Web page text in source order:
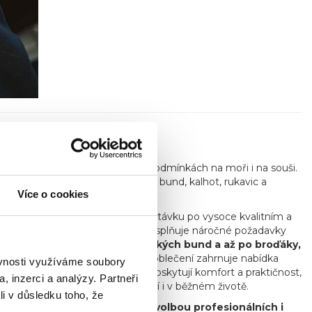
Více o cookies
využíváme soubory
inzerci a analýzy. Partneři
v důsledku toho, že
až do roku 1911.
zaručuje ochranu v náročných podmínkách na moři i na souši.
včetně nepromokavých bund, kalhot, rukavic a
a spolehlivost.
, reagujíc tak na rostoucí poptávku po vysoce kvalitním a
pro muškaření a přívlač, které splňuje náročné požadavky
zahrnují vše od technických bund a až po broďáky,
specializovaného rybářského oblečení zahrnuje nabídka
čepice . Tyto kousky nejenže poskytují komfort a praktičnost,
jejich vášeň pro rybaření i v běžném životě.
a kvalitě je oblíbenou volbou profesionálních i